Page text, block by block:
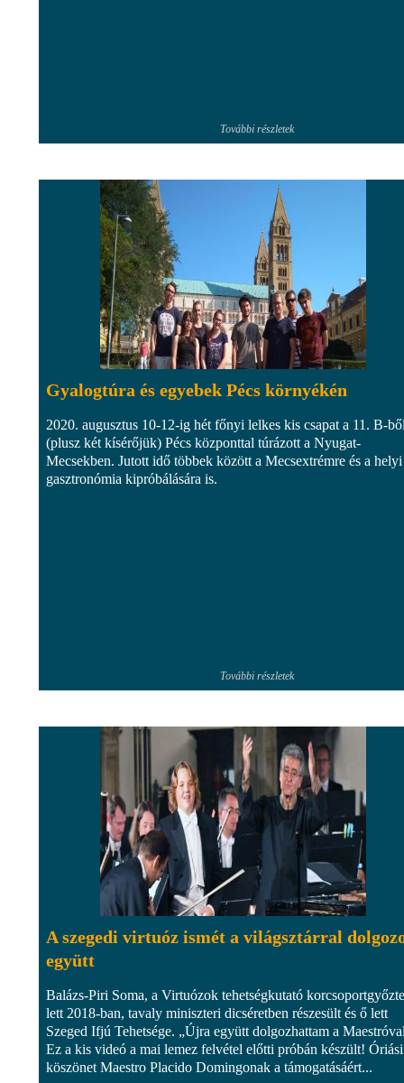
További részletek
Gyalogtúra és egyebek Pécs környékén
2020. augusztus 10-12-ig hét főnyi lelkes kis csapat a 11. B-
(plusz két kísérőjük) Pécs központtal túrázott a Nyugat-
Mecsekben. Jutott idő többek között a Mecsextrémre és a helyi
gasztronómia kipróbálására is.
További részletek
A szegedi virtuóz ismét a világsztárral
együtt
Balázs-Piri Soma, a Virtuózok tehetségkutató
lett 2018-ban, tavaly miniszteri dicséretben részesült és ő lett
Szeged Ifjú Tehetsége. „Újra együtt dolgozhattam a
Ez a kis videó a mai lemez felvétel előtti próbán készült! Óriási
köszönet Maestro Placido Domingonak a támogatásáért...